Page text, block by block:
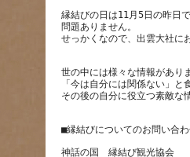
縁結びの日は11月5日の昨日
問題ありません。
世の中には様々な情報があり
「今は自分には関係ない」